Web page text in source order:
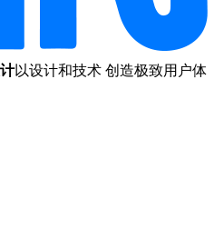
以设计和技术 创造极致用户体